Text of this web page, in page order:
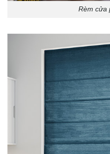
Rèm cửa